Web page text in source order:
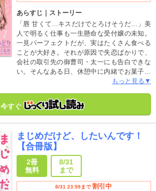
あらすじ｜ストーリー
「唇 甘くて…キスだけでとろけそうだ…」美
人で明るく仕事も一生懸命な受付嬢の未知。
一見パーフェクトだが、実はたくさん食べる
ことが大好き。それが原因で失恋ばかりで、
会社の取引先の御曹司・太一にも告白できな
い。そんなある日、休憩中に内緒でお菓子を
食べているのを太一に目撃されてしまう。し
にオクテな受付嬢のシンデレラ・ストーリ
ー。（原題：「誘惑御曹司は臆病なシンデレ
もっと見る▼
今すぐ
まじめだけど、したいんです！
【合冊版】
2冊
無料
8/31
まで
8/31 23:59まで 割引中